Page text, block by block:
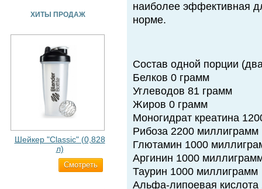
ХИТЫ ПРОДАЖ
Шейкер "Classic" (0,828
л)
Cмотреть
наиболее эффективная
норме.
Состав одной порции
Белков 0 грамм
Углеводов 81 грамм
Жиров 0 грамм
Моногидрат креатина
Рибоза 2200 миллиграмм
Глютамин 1000
Аргинин 1000
Таурин 1000 миллиграмм
Альфа-липоевая